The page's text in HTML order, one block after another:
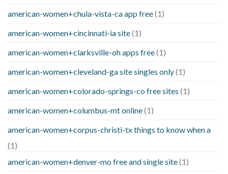
american-women+chula-vista-ca app free(1)
american-women+cincinnati-ia site(1)
american-women+clarksville-oh apps free(1)
american-women+cleveland-ga site singles only(1)
american-women+colorado-springs-co free sites (1)
american-women+columbus-mt online(1)
american-women+corpus-christi-tx things to know when a
(1)
american-women+denver-mo free and single site(1)